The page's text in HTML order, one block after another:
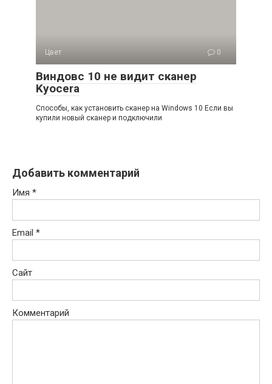
Цвет 0
Виндовс 10 не видит сканер
Kyocera
Способы, как установить сканер на Windows 10 Если вы
купили новый сканер и подключили
Добавить комментарий
Имя *
Email *
Сайт
Комментарий